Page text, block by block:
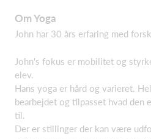
Om Yoga
John har 30 års erfaring med
John's fokus er mobilitet og
elev.
Hans yoga er hård og varieret.
bearbejdet og tilpasset hvad den
til.
Der er stillinger der kan være